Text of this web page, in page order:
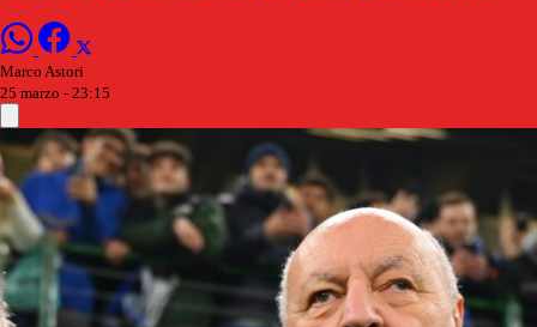
Marco Astori
25 marzo - 23:15